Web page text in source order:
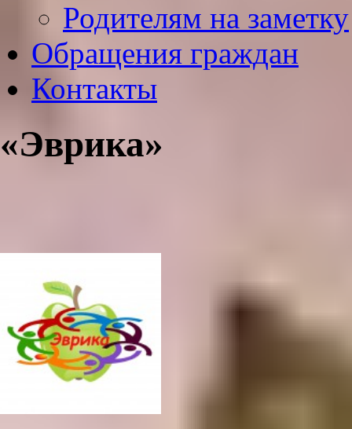
Родителям на заметку
Обращения граждан
Контакты
«Эврика»